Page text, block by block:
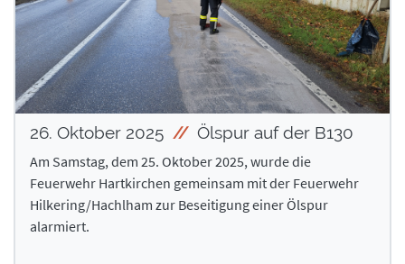
26. Oktober 2025 Ölspur auf der B130
Am Samstag, dem 25. Oktober 2025, wurde die
Feuerwehr Hartkirchen gemeinsam mit der Feuerwehr
Hilkering/Hachlham zur Beseitigung einer Ölspur
alarmiert.